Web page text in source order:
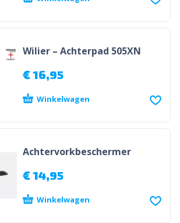
Wilier – Achterpad 505XN
€16,95
Winkelwagen
Achtervorkbeschermer
€14,95
Winkelwagen